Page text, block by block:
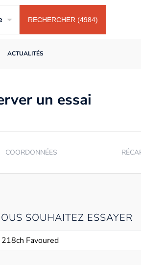
ACTUALITÉS
RECHERCHER (4984)
un essai
COORDONNÉES
SOUHAITEZ ESSAYER